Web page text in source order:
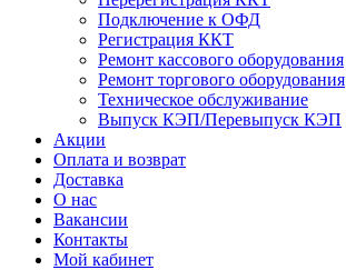
Подключение к ОФД
Регистрация ККТ
Ремонт кассового оборудования
Ремонт торгового оборудования
Техническое обслуживание
Выпуск КЭП/Перевыпуск КЭП
Акции
Оплата и возврат
Доставка
О нас
Вакансии
Контакты
Мой кабинет